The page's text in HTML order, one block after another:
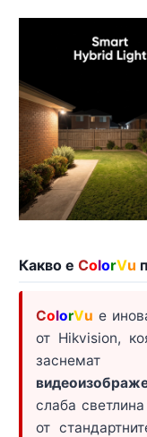
Какво еColorVu
ColorVu е
от Hikvision,
заснемат
слаба
от